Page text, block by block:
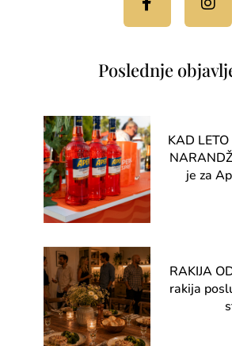
Poslednje
KAD LETO
je za
RAKIJA
rakija